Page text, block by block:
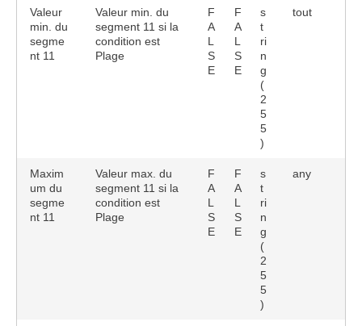
Valeur
min. du
segme
nt 11
Valeur min. du
segment 11 si la
condition est
Plage
F
A
L
S
E
F
A
L
S
E
s
t
ri
n
g
(
2
5
5
)
tout
Maxim
um du
segme
nt 11
Valeur max. du
segment 11 si la
condition est
Plage
F
A
L
S
E
F
A
L
S
E
s
t
ri
n
g
(
2
5
5
)
any